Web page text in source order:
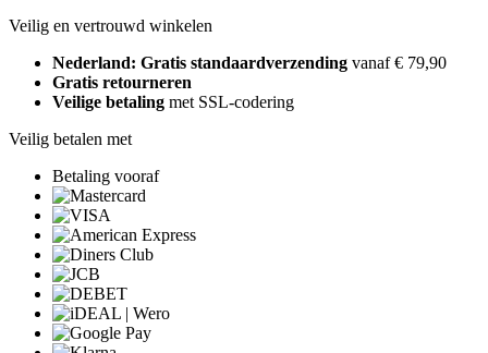
Veilig en vertrouwd winkelen
Nederland: Gratis standaardverzending vanaf € 79,90
Gratis retourneren
Veilige betaling met SSL-codering
Veilig betalen met
Betaling vooraf